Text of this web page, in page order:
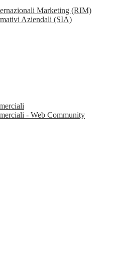
Marketing (RIM)
Aziendali (SIA)
- Web Community